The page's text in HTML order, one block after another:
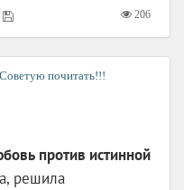
206
Советую почитать!!!
против истинной
решила